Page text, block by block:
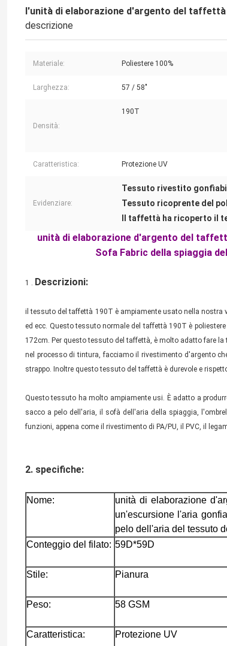
l'unità di elaborazione d'argento del
descrizione
Materiale: Poliestere 100%
Larghezza: 57 / 58"
Densità:
190T
Caratteristica: Protezione UV
Evidenziare:
Tessuto rivestito
Tessuto ricoprente del
Il taffettà ha ricoperto il
unità di elaborazione d'argento del
Sofa Fabric della spiaggia
1 . Descrizioni:
il tessuto del taffettà 190T è ampiamente usato nella nostra
ed ecc. Questo tessuto normale del taffettà 190T è
172cm. Per questo tessuto del taffettà, è molto adatto fare
nel processo di tintura, facciamo il rivestimento d'argento
strappo. Inoltre questo tessuto del taffettà è durevole e
Questo tessuto ha molto ampiamente usi. È adatto a
sacco a pelo dell'aria, il sofà dell'aria della spiaggia, l'
funzioni, appena come il rivestimento di PA/PU, il PVC, il
2. specifiche:
Nome:
unità di elaborazione
un'escursione l'aria
pelo dell'aria del tessuto
Conteggio del filato: 59D*59D
Stile: Pianura
Peso: 58 GSM
Caratteristica: Protezione UV